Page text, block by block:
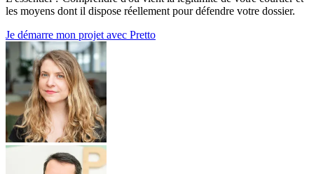
les moyens dont il dispose réellement pour défendre votre dossier.
Je démarre mon projet avec Pretto